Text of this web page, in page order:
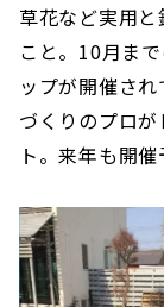
草花など実用
こと。10月ま
ップが開催さ
づくりのプロ
ト。来年も開